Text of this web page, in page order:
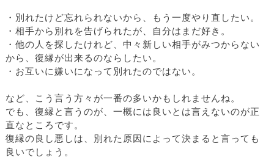
・別れたけど忘れられないから、もう一度やり直したい。
・相手から別れを告げられたが、自分はまだ好き。
・他の人を探したけれど、中々新しい相手がみつからない
から、復縁が出来るのならしたい。
・お互いに嫌いになって別れたのではない。
など、こう言う方々が一番の多いかもしれませんね。
でも、復縁と言うのが、一概には良いとは言えないのが正
直なところです。
復縁の良し悪しは、別れた原因によって決まると言っても
良いでしょう。